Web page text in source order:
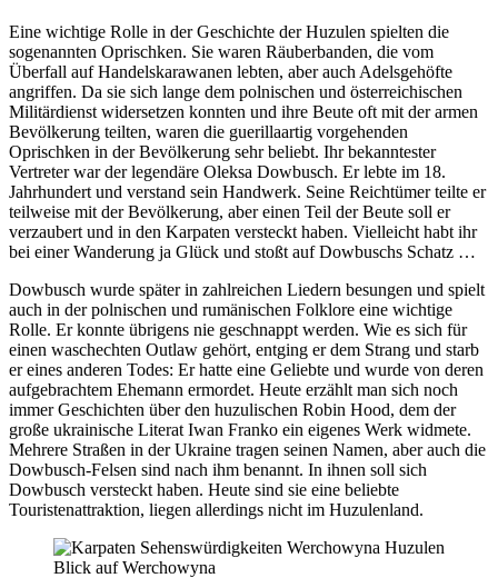
Eine wichtige Rolle in der Geschichte der Huzulen spielten die
sogenannten Oprischken. Sie waren Räuberbanden, die vom
Überfall auf Handelskarawanen lebten, aber auch Adelsgehöfte
angriffen. Da sie sich lange dem polnischen und österreichischen
Militärdienst widersetzen konnten und ihre Beute oft mit der armen
Bevölkerung teilten, waren die guerillaartig vorgehenden
Oprischken in der Bevölkerung sehr beliebt. Ihr bekanntester
Vertreter war der legendäre Oleksa Dowbusch. Er lebte im 18.
Jahrhundert und verstand sein Handwerk. Seine Reichtümer teilte er
teilweise mit der Bevölkerung, aber einen Teil der Beute soll er
verzaubert und in den Karpaten versteckt haben. Vielleicht habt ihr
bei einer Wanderung ja Glück und stoßt auf Dowbuschs Schatz …
Dowbusch wurde später in zahlreichen Liedern besungen und spielt
auch in der polnischen und rumänischen Folklore eine wichtige
Rolle. Er konnte übrigens nie geschnappt werden. Wie es sich für
einen waschechten Outlaw gehört, entging er dem Strang und starb
er eines anderen Todes: Er hatte eine Geliebte und wurde von deren
aufgebrachtem Ehemann ermordet. Heute erzählt man sich noch
immer Geschichten über den huzulischen Robin Hood, dem der
große ukrainische Literat Iwan Franko ein eigenes Werk widmete.
Mehrere Straßen in der Ukraine tragen seinen Namen, aber auch die
Dowbusch-Felsen sind nach ihm benannt. In ihnen soll sich
Dowbusch versteckt haben. Heute sind sie eine beliebte
Touristenattraktion, liegen allerdings nicht im Huzulenland.
Blick auf Werchowyna